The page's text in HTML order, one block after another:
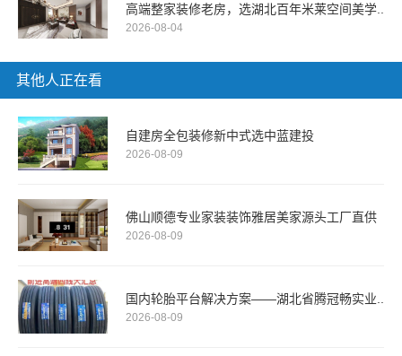
高端整家装修老房，选湖北百年米莱空间美学..
2026-08-04
其他人正在看
自建房全包装修新中式选中蓝建投
2026-08-09
佛山顺德专业家装装饰雅居美家源头工厂直供
2026-08-09
国内轮胎平台解决方案——湖北省腾冠畅实业..
2026-08-09